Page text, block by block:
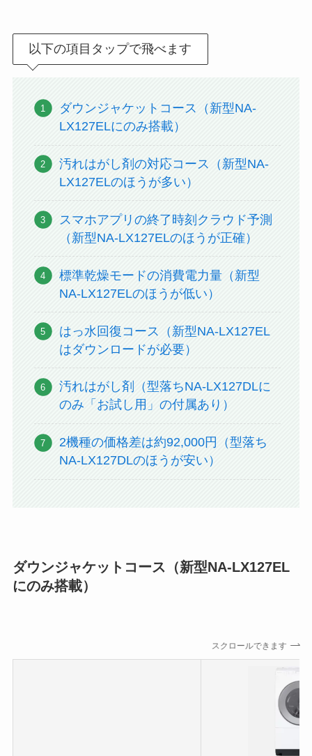
以下の項目タップで飛べます
ダウンジャケットコース（新型NA-
LX127ELにのみ搭載）
汚れはがし剤の対応コース（新型NA-
LX127ELのほうが多い）
スマホアプリの終了時刻クラウド予測
（新型NA-LX127ELのほうが正確）
標準乾燥モードの消費電力量（新型
NA-LX127ELのほうが低い）
はっ水回復コース（新型NA-LX127EL
はダウンロードが必要）
汚れはがし剤（型落ちNA-LX127DLに
のみ「お試し用」の付属あり）
2機種の価格差は約92,000円（型落ち
NA-LX127DLのほうが安い）
ダウンジャケットコース（新型NA-LX127EL
にのみ搭載）
スクロールできます